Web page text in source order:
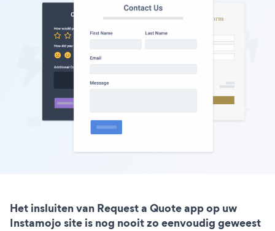
Het insluiten van Request a Quote app op uw
Instamojo site is nog nooit zo eenvoudig geweest